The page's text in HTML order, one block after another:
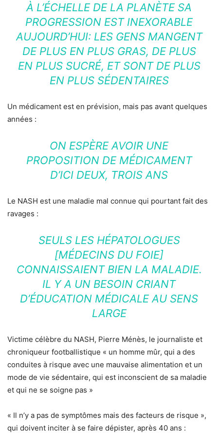
À L’ÉCHELLE DE LA PLANÈTE SA
PROGRESSION EST INEXORABLE
AUJOURD’HUI: LES GENS MANGENT
DE PLUS EN PLUS GRAS, DE PLUS
EN PLUS SUCRÉ, ET SONT DE PLUS
EN PLUS SÉDENTAIRES
Un médicament est en prévision, mais pas avant quelques
années :
ON ESPÈRE AVOIR UNE
PROPOSITION DE MÉDICAMENT
D’ICI DEUX, TROIS ANS
Le NASH est une maladie mal connue qui pourtant fait des
ravages :
SEULS LES HÉPATOLOGUES
[MÉDECINS DU FOIE]
CONNAISSAIENT BIEN LA MALADIE.
IL Y A UN BESOIN CRIANT
D’ÉDUCATION MÉDICALE AU SENS
LARGE
Victime célèbre du NASH, Pierre Ménès, le journaliste et
chroniqueur footballistique « un homme mûr, qui a des
conduites à risque avec une mauvaise alimentation et un
mode de vie sédentaire, qui est inconscient de sa maladie
et qui ne se soigne pas »
« Il n’y a pas de symptômes mais des facteurs de risque »,
qui doivent inciter à se faire dépister, après 40 ans :